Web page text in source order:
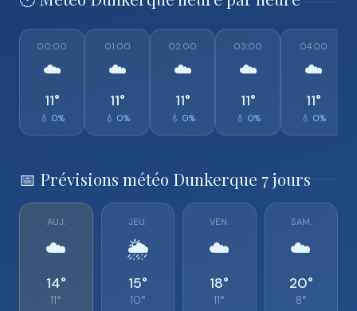
00:00
☁️
11°
💧 0%
01:00
☁️
11°
💧 0%
02:00
☁️
11°
💧 0%
03:00
☁️
11°
💧 0%
04:00
☁️
11°
💧 0%
📅 Prévisions météo Dunkerque 7 jours
AUJ.
☁️
14°
11°
JEU.
🌦️
15°
10°
VEN.
☁️
18°
11°
SAM.
☁️
20°
8°